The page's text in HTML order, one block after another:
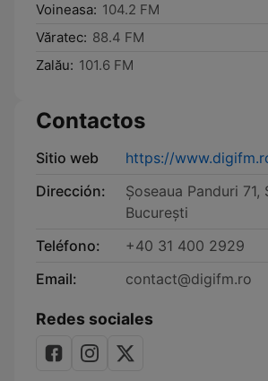
Voineasa: 104.2 FM
Văratec: 88.4 FM
Zalău: 101.6 FM
Contactos
Sitio web
https://
Dirección:
Șoseaua Panduri 71,
București
Teléfono:
+40 31 400 2929
Email:
contact@digifm.ro
Redes sociales